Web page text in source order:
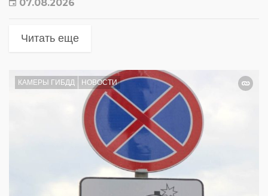
07.08.2026
Читать еще
КАМЕРЫ ГИБДД НОВОСТИ